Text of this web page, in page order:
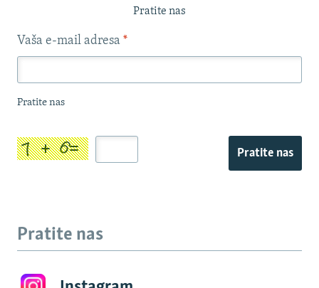
Pratite nas
Vaša e-mail adresa *
Pratite nas
Pratite nas
Pratite nas